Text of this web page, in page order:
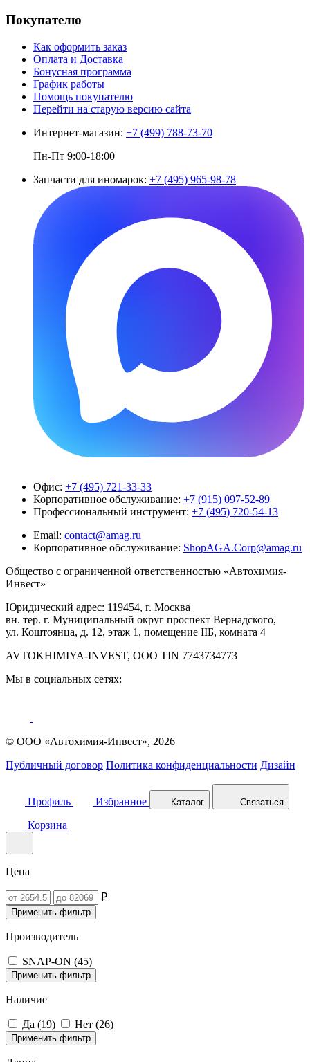
Покупателю
Как оформить заказ
Оплата и Доставка
Бонусная программа
График работы
Помощь покупателю
Перейти на старую версию сайта
Интернет-магазин: +7 (499) 788-73-70
Пн-Пт 9:00-18:00
Запчасти для иномарок: +7 (495) 965-98-78
Офис: +7 (495) 721-33-33
Корпоративное обслуживание: +7 (915) 097-52-89
Профессиональный инструмент: +7 (495) 720-54-13
Email: contact@amag.ru
Корпоративное обслуживание: ShopAGA.Corp@amag.ru
Общество с ограниченной ответственностью «Автохимия-
Инвест»
Юридический адрес: 119454, г. Москва
вн. тер. г. Муниципальный округ проспект Вернадского,
ул. Коштоянца, д. 12, этаж 1, помещение IIБ, комната 4
AVTOKHIMIYA-INVEST, OOO TIN 7743734773
Мы в социальных сетях:
© ООО «Автохимия-Инвест», 2026
Публичный договор Политика конфиденциальности Дизайн
Профиль Избранное Каталог Связаться
Корзина
Цена
₽
Применить фильтр
Производитель
SNAP-ON (45)
Применить фильтр
Наличие
Да (19) Нет (26)
Применить фильтр